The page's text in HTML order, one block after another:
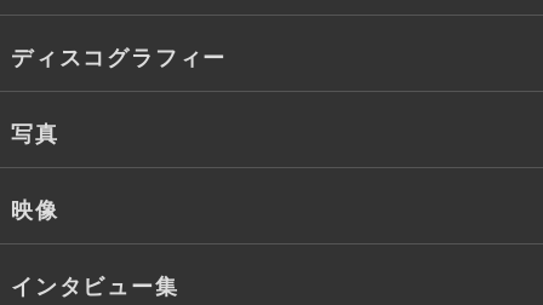
ディスコグラフィー
写真
映像
インタビュー集